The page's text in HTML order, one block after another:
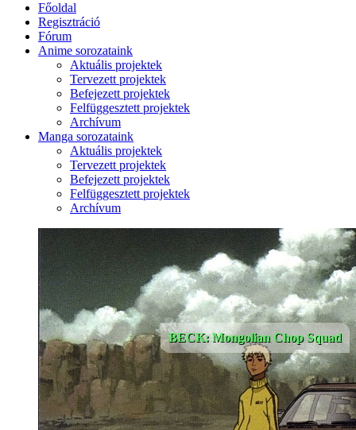
Főoldal
Regisztráció
Fórum
Anime sorozataink
Aktuális projektek
Tervezett projektek
Befejezett projektek
Felfüggesztett projektek
Archívum
Manga sorozataink
Aktuális projektek
Tervezett projektek
Befejezett projektek
Felfüggesztett projektek
Archívum
BECK: Mongolian Chop Squad